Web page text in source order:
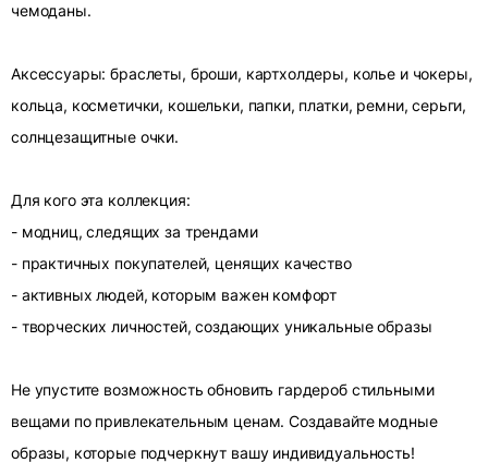
чемоданы.
Аксессуары: браслеты, броши, картхолдеры, колье и чокеры,
кольца, косметички, кошельки, папки, платки, ремни, серьги,
солнцезащитные очки.
Для кого эта коллекция:
- модниц, следящих за трендами
- практичных покупателей, ценящих качество
- активных людей, которым важен комфорт
- творческих личностей, создающих уникальные образы
Не упустите возможность обновить гардероб стильными
вещами по привлекательным ценам. Создавайте модные
образы, которые подчеркнут вашу индивидуальность!